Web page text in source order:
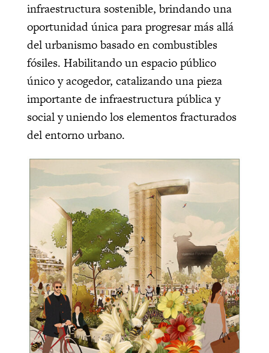
infraestructura sostenible, brindando una
oportunidad única para progresar más allá
del urbanismo basado en combustibles
fósiles. Habilitando un espacio público
único y acogedor, catalizando una pieza
importante de infraestructura pública y
social y uniendo los elementos fracturados
del entorno urbano.